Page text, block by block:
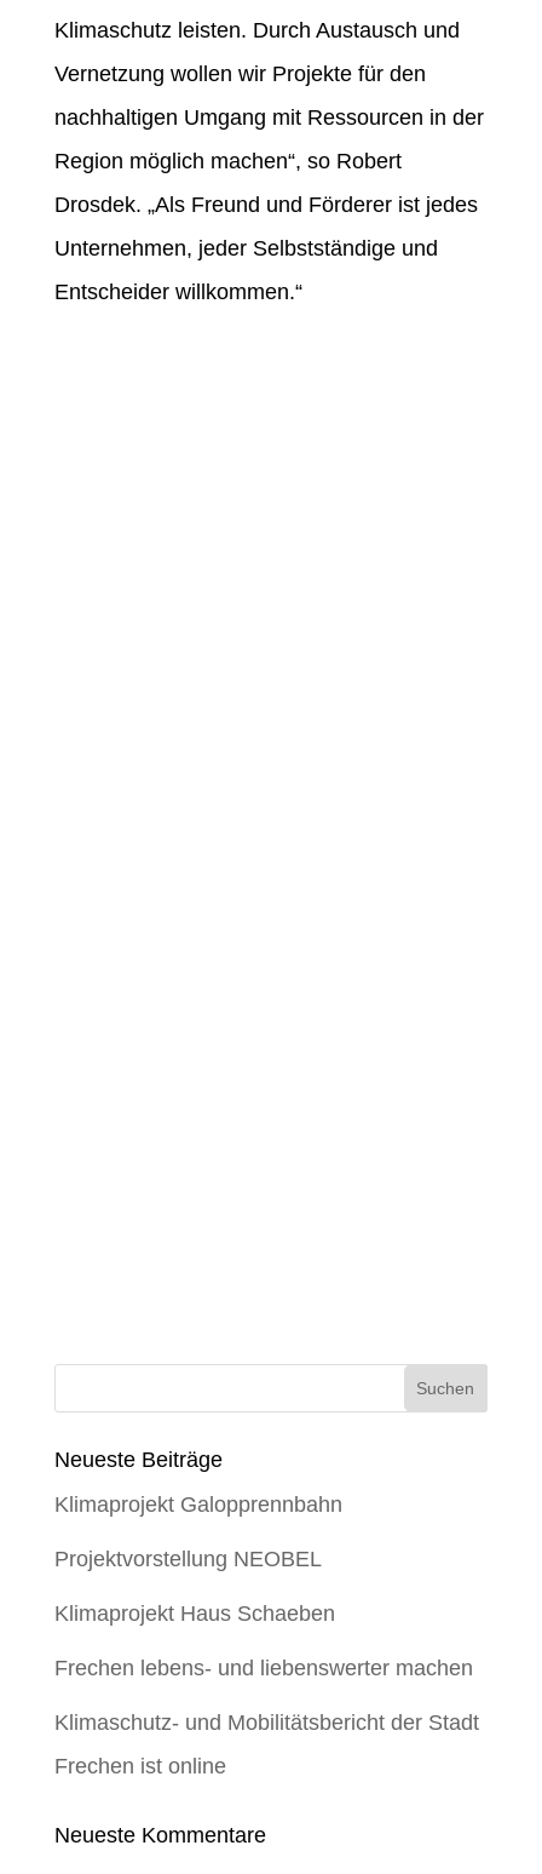
Klimaschutz leisten. Durch Austausch und
Vernetzung wollen wir Projekte für den
nachhaltigen Umgang mit Ressourcen in der
Region möglich machen“, so Robert
Drosdek. „Als Freund und Förderer ist jedes
Unternehmen, jeder Selbstständige und
Entscheider willkommen.“
Neueste Beiträge
Klimaprojekt Galopprennbahn
Projektvorstellung NEOBEL
Klimaprojekt Haus Schaeben
Frechen lebens- und liebenswerter machen
Klimaschutz- und Mobilitätsbericht der Stadt
Frechen ist online
Neueste Kommentare